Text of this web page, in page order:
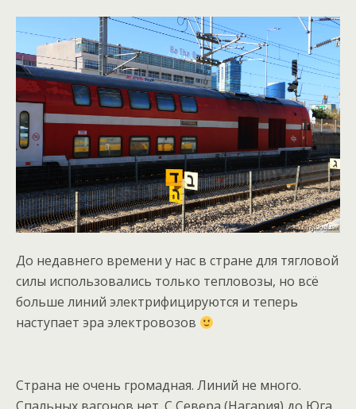
До недавнего времени у нас в стране для тягловой
силы использовались только тепловозы, но всё
больше линий электрифицируются и теперь
наступает эра электровозов
Страна не очень громадная. Линий не много.